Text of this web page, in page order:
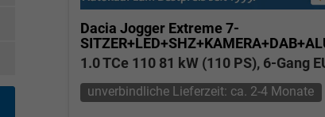
Dacia Jogger Extreme 7-
1.0 TCe 110 81 kW (110 PS), 6-Gang
unverbindliche Lieferzeit: ca. 2-4 Monate